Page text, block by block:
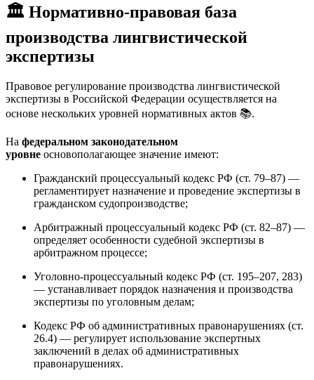
🏛️ Нормативно-правовая база
производства лингвистической
экспертизы
Правовое регулирование производства лингвистической
экспертизы в Российской Федерации осуществляется на
основе нескольких уровней нормативных актов 📚.
На федеральном законодательном
уровне основополагающее значение имеют:
Гражданский процессуальный кодекс РФ (ст. 79–87) —
регламентирует назначение и проведение экспертизы в
гражданском судопроизводстве;
Арбитражный процессуальный кодекс РФ (ст. 82–87) —
определяет особенности судебной экспертизы в
арбитражном процессе;
Уголовно-процессуальный кодекс РФ (ст. 195–207, 283)
— устанавливает порядок назначения и производства
экспертизы по уголовным делам;
Кодекс РФ об административных правонарушениях (ст.
26.4) — регулирует использование экспертных
заключений в делах об административных
правонарушениях.